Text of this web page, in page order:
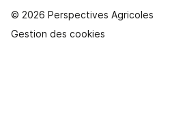
© 2026 Perspectives Agricoles
Gestion des cookies